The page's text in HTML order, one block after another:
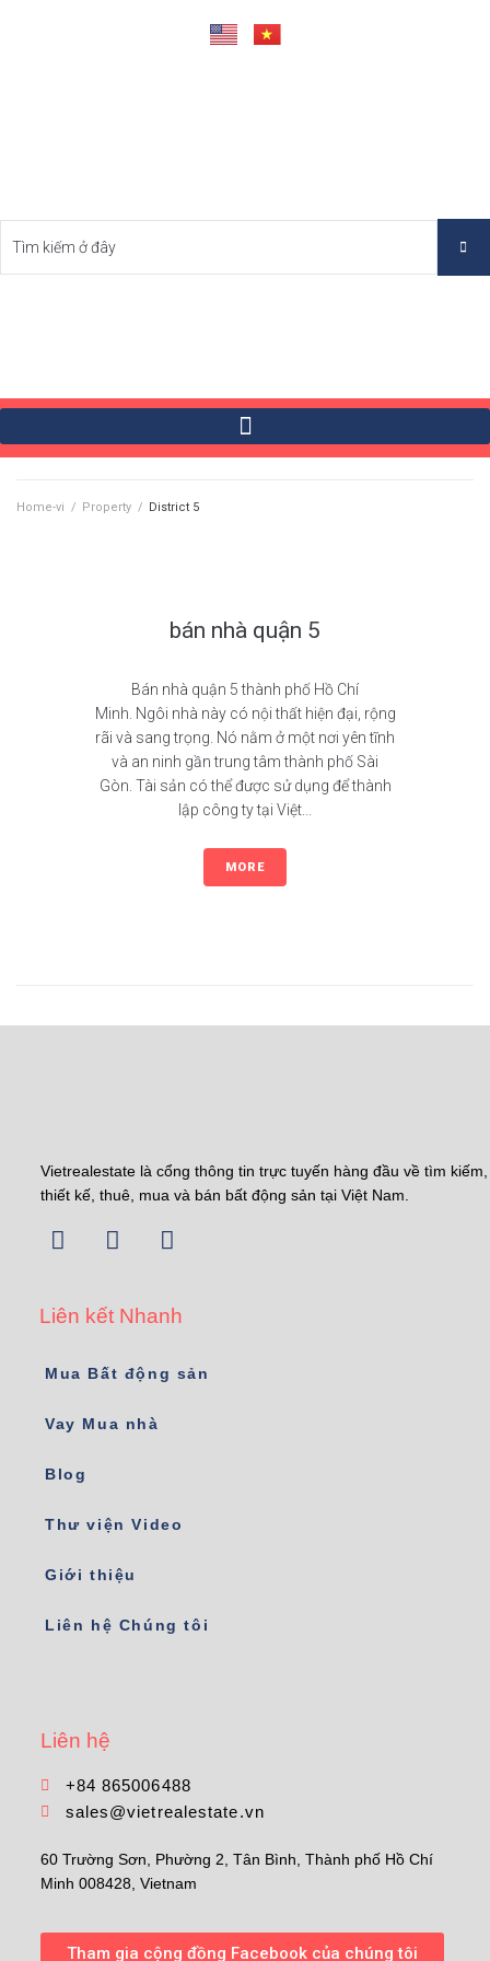
Home-vi / Property / District 5
bán nhà quận 5
Bán nhà quận 5 thành phố Hồ Chí
Minh. Ngôi nhà này có nội thất hiện đại, rộng
rãi và sang trọng. Nó nằm ở một nơi yên tĩnh
và an ninh gần trung tâm thành phố Sài
Gòn. Tài sản có thể được sử dụng để thành
lập công ty tại Việt...
MORE
Vietrealestate là cổng thông tin trực tuyến hàng đầu về tìm kiếm,
thiết kế, thuê, mua và bán bất động sản tại Việt Nam.
Liên kết Nhanh
Mua Bất động sản
Vay Mua nhà
Blog
Thư viện Video
Giới thiệu
Liên hệ Chúng tôi
Liên hệ
+84 865006488
sales@vietrealestate.vn
60 Trường Sơn, Phường 2, Tân Bình, Thành phố Hồ Chí
Minh 008428, Vietnam
Tham gia cộng đồng Facebook của chúng tôi